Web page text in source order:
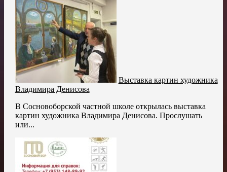
Выставка картин художника
Владимира Денисова
В Сосновоборской частной школе открылась выставка
картин художника Владимира Денисова. Прослушать
или...